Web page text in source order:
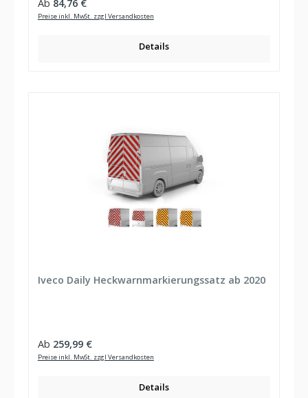
Ab 84,76 €
Preise inkl. MwSt. zzgl Versandkosten
Details
Iveco Daily Heckwarnmarkierungssatz ab 2020
Regulärer Preis:
Ab 259,99 €
Preise inkl. MwSt. zzgl Versandkosten
Details